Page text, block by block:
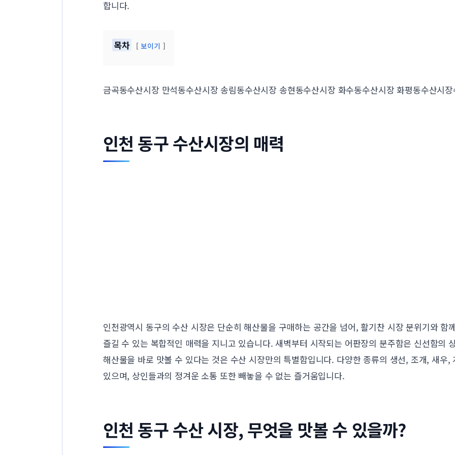
합니다.
목차 보이기
금곡동수산시장 만석동수산시장 송림동수산시장 송현동수산시장 화수동수산시장 화평동수산시
인천 동구 수산시장의 매력
인천광역시 동구의 수산 시장은 단순히 해산물을 구매하는 공간을 넘어, 활기찬 시장 분위기와 함
즐길 수 있는 복합적인 매력을 지니고 있습니다. 새벽부터 시작되는 어판장의 분주함은 신선함의
해산물을 바로 맛볼 수 있다는 것은 수산 시장만의 특별함입니다. 다양한 종류의 생선, 조개, 새우,
있으며, 상인들과의 정겨운 소통 또한 빼놓을 수 없는 즐거움입니다.
인천 동구 수산 시장, 무엇을 맛볼 수 있을까?